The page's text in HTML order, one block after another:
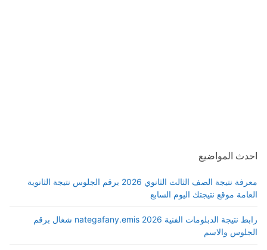
احدث المواضيع
معرفة نتيجة الصف الثالث الثانوي 2026 برقم الجلوس نتيجة الثانوية
العامة موقع نتيجتك اليوم السابع
رابط نتيجة الدبلومات الفنية 2026 nategafany.emis شغال برقم
الجلوس والاسم